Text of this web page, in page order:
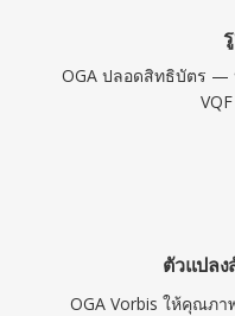
ตัวเลือกที่เหมาะสมส
และเวิร์กโฟลว์การ
OGA ปลอดสิทธิบัตร —
ตัวแปล
OGA Vorbis ให้คุณภา